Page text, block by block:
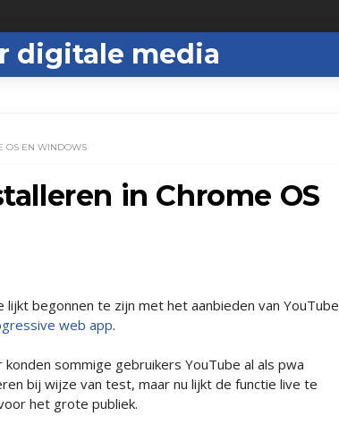
digitale media
OS EN WINDOWS
in Chrome OS
lijkt begonnen te zijn met het aanbieden van YouTube
web app.
konden sommige gebruikers YouTube al als pwa
bij wijze van test, maar nu lijkt de functie live te
het grote publiek.